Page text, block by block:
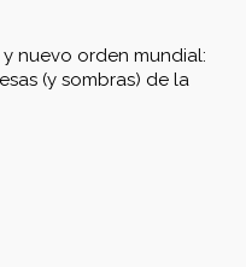
y nuevo orden mundial:
(y sombras) de la